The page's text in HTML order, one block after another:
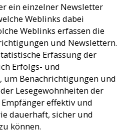
ein einzelner Newsletter
Weblinks dabei
Weblinks erfassen die
und Newslettern.
Erfassung der
Erfolgs- und
um Benachrichtigungen und
Lesegewohnheiten der
effektiv und
dauerhaft, sicher und
können.